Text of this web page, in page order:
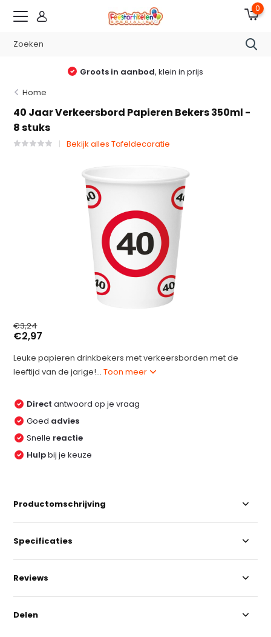
0
Groots in aanbod, klein in prijs
Home
40 Jaar Verkeersbord Papieren Bekers 350ml -
8 stuks
Bekijk alles Tafeldecoratie
€3,24
€2,97
Leuke papieren drinkbekers met verkeersborden met de
leeftijd van de jarige!...Toon meer
Direct antwoord op je vraag
Goed advies
Snelle reactie
Hulpbij je keuze
Productomschrijving
Specificaties
Reviews
Delen